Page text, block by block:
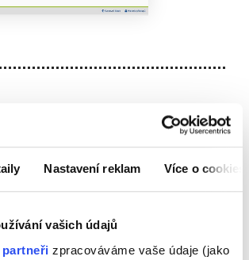
Nastavení reklam Více o cookies
vašich údajů
partneři zpracováváme vaše údaje (jako
články